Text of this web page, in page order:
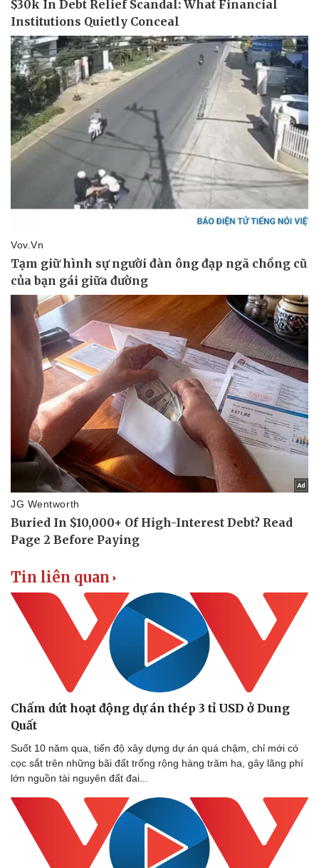
Pháp luật
Vụ án
Tin nóng
Tư vấn luật
Quân sự - Quốc phòng
Vũ khí
Việt Nam
Phân tích
Tin liên quan
Chấm dứt hoạt động dự án thép 3 tỉ USD ở Dung
Quất
Suốt 10 năm qua, tiến độ xây dựng dự án quá chậm, chỉ mới có
cọc sắt trên những bãi đất trống rộng hàng trăm ha, gây lãng phí
lớn nguồn tài nguyên đất đai...